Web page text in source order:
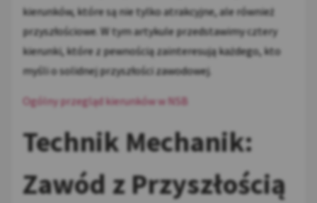
kierunków, które są nie tylko atrakcyjne, ale również
przyszłościowe. W tym artykule przedstawimy cztery
kierunki, które z pewnością zainteresują każdego, kto
myśli o solidnej przyszłości zawodowej.
Ogólny przegląd kierunków w NSB
Technik Mechanik:
Zawód z Przyszłością